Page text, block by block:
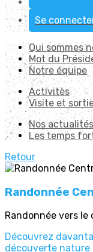
Se
Qui sommes
Mot du
Notre équipe
Activitès
Visite et
Nos actualités
Les temps
Retour
Randonnée
Randonnée vers
Découvrez
découverte nature